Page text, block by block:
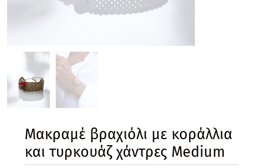
Mακραμέ βραχιόλι με κοράλλια
και τυρκουάζ χάντρες Medium